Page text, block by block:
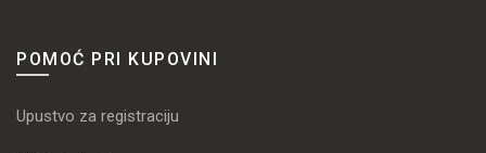
POMOĆ PRI KUPOVINI
Upustvo za registraciju